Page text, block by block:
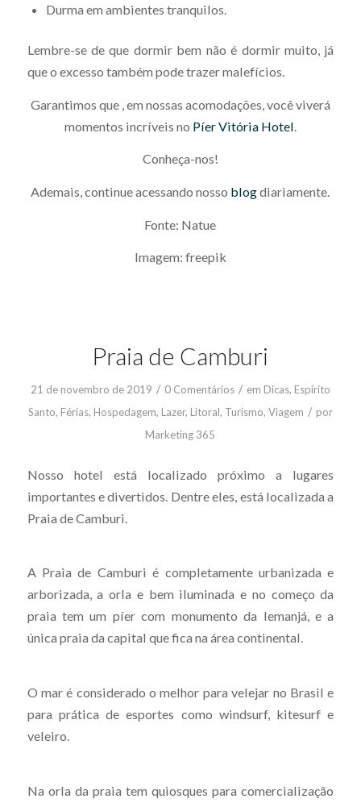
Durma em ambientes tranquilos.
Lembre-se de que dormir bem não é dormir muito, já
que o excesso também pode trazer malefícios.
Garantimos que , em nossas acomodações, você viverá
momentos incríveis no Píer Vitória Hotel
Conheça-nos!
Ademais, continue acessando nosso blogdiariamente.
Fonte: Natue
Imagem: freepik
Praia de Camburi
21 de novembro de 2019 / 0 Comentários / em Dicas, Espírito
Santo, Férias, Hospedagem, Lazer, Litoral, Turismo, Viagem / por
Marketing 365
Nosso hotel está localizado próximo a lugares
importantes e divertidos. Dentre eles, está localizada a
Praia de Camburi.
A Praia de Camburi é completamente urbanizada e
arborizada, a orla e bem iluminada e no começo da
praia tem um píer com monumento da Iemanjá, e a
única praia da capital que fica na área continental.
O mar é considerado o melhor para velejar no Brasil e
para prática de esportes como windsurf, kitesurf e
veleiro.
Na orla da praia tem quiosques para comercialização